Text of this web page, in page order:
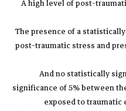
– A high level of post-
– The presence of a
post-traumatic stress and
– And no statistically
significance of 5% between
exposed to traumatic